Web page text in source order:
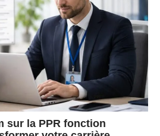
sur la PPR fonction